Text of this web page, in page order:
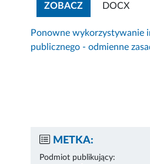
ZOBACZZOBACZ
DOCX
Ponowne wykorzystywanie
publicznego - odmienne
METKA:
Podmiot publikujący: